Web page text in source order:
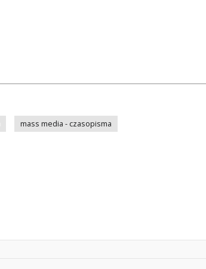
mass media - czasopisma